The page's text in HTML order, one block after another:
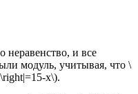
неравенство, и все
модуль, учитывая, что \
x\).